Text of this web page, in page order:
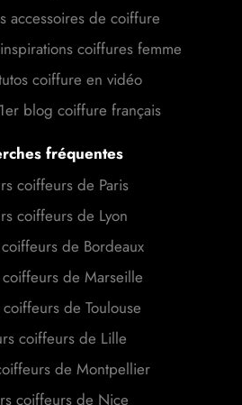
accessoires de coiffure
coiffures femme
coiffure en vidéo
blog coiffure français
fréquentes
coiffeurs de Paris
coiffeurs de Lyon
de Bordeaux
de Marseille
de Toulouse
coiffeurs de Lille
de Montpellier
coiffeurs de Nice